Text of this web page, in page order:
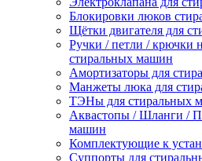
Блокировки люков
Щётки двигателя для
Ручки / петли / крючки
стиральных машин
Амортизаторы для
Манжеты люка для
ТЭНы для стиральных
Аквастопы / Шланги /
машин
Комплектующие к
Суппорты для